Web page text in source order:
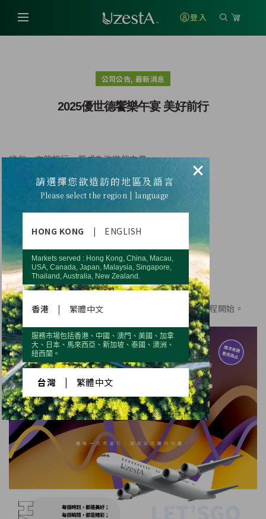
登入
公司公告, 最新消息
2025優世德饗樂午宴 美好前行
讓每一次的旅行，都成為改變的力量。
每個時刻，都是美好；
每段旅程，都是力量。
美好午宴，感恩、歡笑、
超越未來、充滿力量， 一場超越千人大團聚。
請與我們一起，美好前行， 讓改變的力量從每一段旅程開始。
×
請選擇您欲造訪的地區及語言
Please select the region | language
HONG KONG | ENGLISH
Markets served : Hong Kong, China, Macau,
USA, Canada, Japan, Malaysia, Singapore,
Thailand, Australia, New Zealand.
香港 | 繁體中文
服務市場包括香港、中國、澳門、美國、加拿
大、日本、馬來西亞、新加坡、泰國、澳洲、
紐西蘭。
台灣 繁體中文